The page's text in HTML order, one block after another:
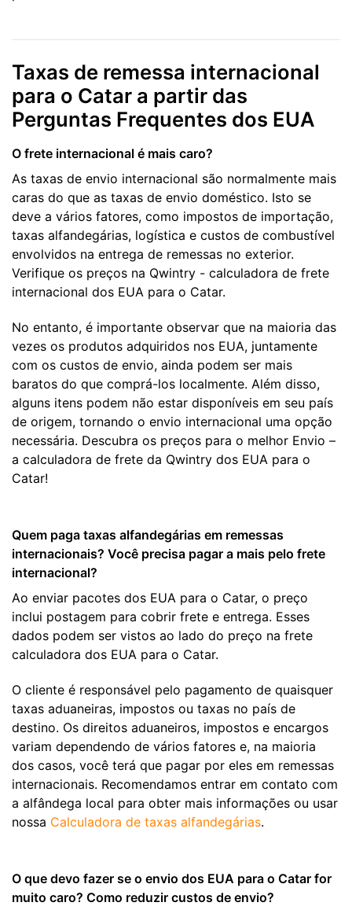
Taxas de remessa internacional
para o Catar a partir das
Perguntas Frequentes dos EUA
O frete internacional é mais caro?
As taxas de envio internacional são normalmente mais
caras do que as taxas de envio doméstico. Isto se
deve a vários fatores, como impostos de importação,
taxas alfandegárias, logística e custos de combustível
envolvidos na entrega de remessas no exterior.
Verifique os preços na Qwintry - calculadora de frete
internacional dos EUA para o Catar.
No entanto, é importante observar que na maioria das
vezes os produtos adquiridos nos EUA, juntamente
com os custos de envio, ainda podem ser mais
baratos do que comprá-los localmente. Além disso,
alguns itens podem não estar disponíveis em seu país
de origem, tornando o envio internacional uma opção
necessária. Descubra os preços para o melhor Envio –
a calculadora de frete da Qwintry dos EUA para o
Catar!
Quem paga taxas alfandegárias em remessas
internacionais? Você precisa pagar a mais pelo frete
internacional?
Ao enviar pacotes dos EUA para o Catar, o preço
inclui postagem para cobrir frete e entrega. Esses
dados podem ser vistos ao lado do preço na frete
calculadora dos EUA para o Catar.
O cliente é responsável pelo pagamento de quaisquer
taxas aduaneiras, impostos ou taxas no país de
destino. Os direitos aduaneiros, impostos e encargos
variam dependendo de vários fatores e, na maioria
dos casos, você terá que pagar por eles em remessas
internacionais. Recomendamos entrar em contato com
a alfândega local para obter mais informações ou usar
nossa Calculadora de taxas alfandegárias.
O que devo fazer se o envio dos EUA para o Catar for
muito caro? Como reduzir custos de envio?